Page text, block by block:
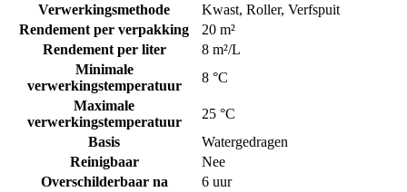
Verwerkingsmethode
Kwast, Roller, Verfspuit
Rendement per verpakking
20 m²
Rendement per liter
8 m²/L
Minimale
verwerkingstemperatuur
8 °C
Maximale
verwerkingstemperatuur
25 °C
Basis
Watergedragen
Reinigbaar
Nee
Overschilderbaar na
6 uur